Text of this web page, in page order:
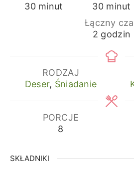
30minuty
minut 30minuty
minut
Łączny
2 godziny
godzin
RODZAJ
Deser, Śniadanie
PORCJE
8
SKŁADNIKI